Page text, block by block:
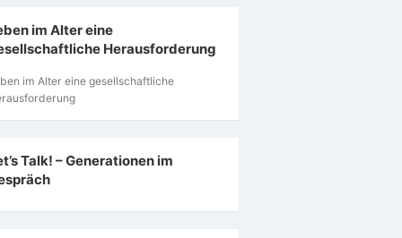
im Alter eine
Herausforderung
im Alter eine gesellschaftliche
Talk! – Generationen im